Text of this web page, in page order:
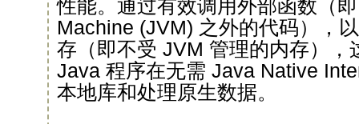
性能。通过有效调用外部函数（
Machine (JVM) 之外的代码），
存（即不受 JVM 管理的内存），
Java 程序在无需 Java Native
本地库和处理原生数据。